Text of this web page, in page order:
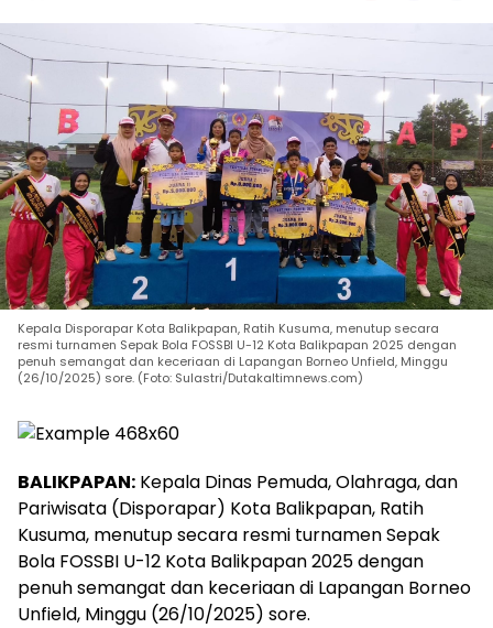
Kepala Disporapar Kota Balikpapan, Ratih Kusuma, menutup secara
resmi turnamen Sepak Bola FOSSBI U-12 Kota Balikpapan 2025 dengan
penuh semangat dan keceriaan di Lapangan Borneo Unfield, Minggu
(26/10/2025) sore. (Foto: Sulastri/Dutakaltimnews.com)
BALIKPAPAN: Kepala Dinas Pemuda, Olahraga, dan
Pariwisata (Disporapar) Kota Balikpapan, Ratih
Kusuma, menutup secara resmi turnamen Sepak
Bola FOSSBI U-12 Kota Balikpapan 2025 dengan
penuh semangat dan keceriaan di Lapangan Borneo
Unfield, Minggu (26/10/2025) sore.